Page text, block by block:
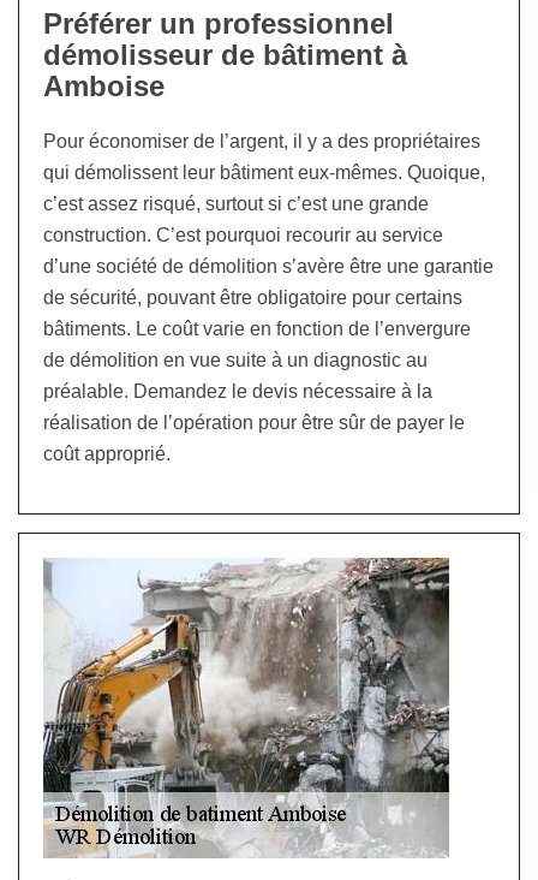
Préférer un professionnel
démolisseur de bâtiment à
Amboise
Pour économiser de l’argent, il y a des propriétaires
qui démolissent leur bâtiment eux-mêmes. Quoique,
c’est assez risqué, surtout si c’est une grande
construction. C’est pourquoi recourir au service
d’une société de démolition s’avère être une garantie
de sécurité, pouvant être obligatoire pour certains
bâtiments. Le coût varie en fonction de l’envergure
de démolition en vue suite à un diagnostic au
préalable. Demandez le devis nécessaire à la
réalisation de l’opération pour être sûr de payer le
coût approprié.